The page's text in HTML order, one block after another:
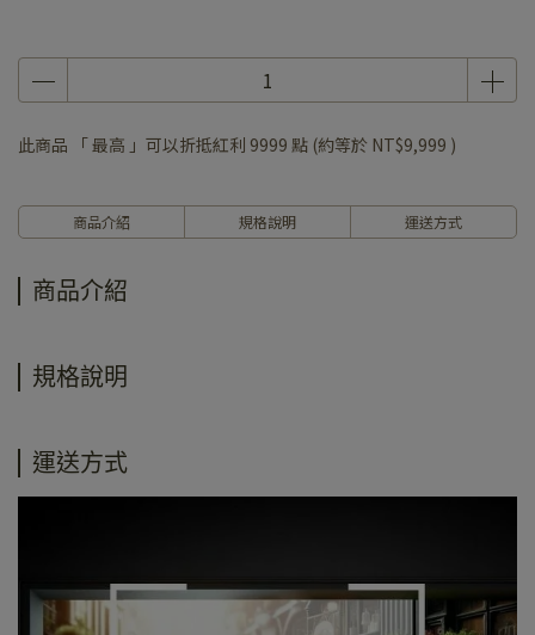
此商品 「 最高 」可以折抵紅利 9999 點 (約等於 NT$9,999 )
商品介紹 規格說明 運送方式
商品介紹
規格說明
運送方式